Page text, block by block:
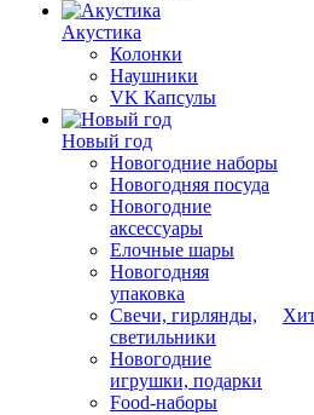
Акустика
Колонки
Наушники
VK Капсулы
Новый год
Новогодние наборы
Новогодняя посуда
Новогодние
аксессуары
Елочные шары
Новогодняя
упаковка
Свечи, гирлянды,
светильники
Новогодние
игрушки, подарки
Food-наборы